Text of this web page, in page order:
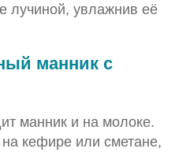
лучиной, увлажнив её
манник с
манник и на молоке.
кефире или сметане,